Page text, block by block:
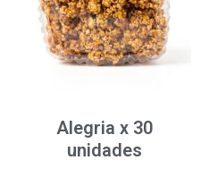
Alegria x 30
unidades